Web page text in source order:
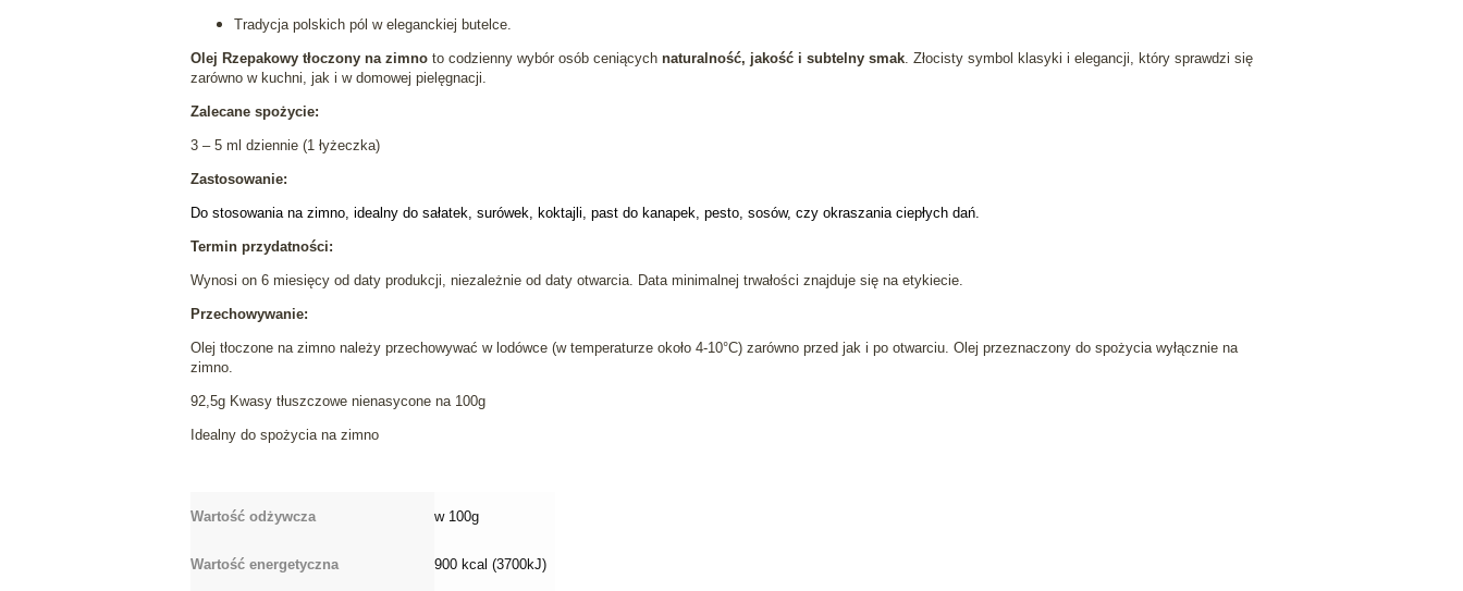
Tradycja polskich pól w eleganckiej butelce.
Olej Rzepakowy tłoczony na zimnoto codzienny wybór osób ceniących naturalność, jakość i subtelny smak. Złocisty symbol klasyki i elegancji, który sprawdzi się
zarówno w kuchni, jak i w domowej pielęgnacji.
Zalecane spożycie:
3 – 5 ml dziennie (1 łyżeczka)
Zastosowanie:
Do stosowania na zimno, idealny do sałatek, surówek, koktajli, past do kanapek, pesto, sosów, czy okraszania ciepłych dań.
Termin przydatności:
Wynosi on 6 miesięcy od daty produkcji, niezależnie od daty otwarcia. Data minimalnej trwałości znajduje się na etykiecie.
Przechowywanie:
Olej tłoczone na zimno należy przechowywać w lodówce (w temperaturze około 4-10°C) zarówno przed jak i po otwarciu. Olej przeznaczony do spożycia wyłącznie na
zimno.
92,5g Kwasy tłuszczowe nienasycone na 100g
Idealny do spożycia na zimno
Wartość odżywcza w 100g
Wartość energetyczna 900 kcal (3700kJ)